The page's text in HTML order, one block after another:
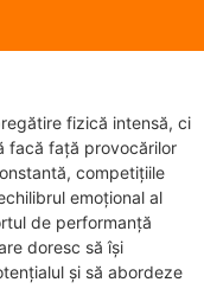
fizică intensă, ci
facă față provocărilor
competițiile
emoțional al
de performanță
doresc să își
și să abordeze